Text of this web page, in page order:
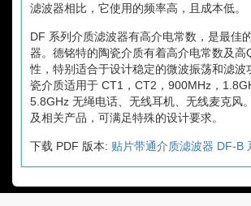
滤波器相比，它使用的频率高，且成本低。
DF 系列介质滤波器有高介电常数，是最佳
器。德铭特的陶瓷介质有着高介电常数及高
性，特别适合于设计稳定的微波振荡和滤波
瓷介质适用于 CT1，CT2，900MHz，
5.8GHz 无绳电话、无线耳机、无线麦克风
及相关产品，可满足特殊的设计要求。
下载 PDF 版本: 贴片带通介质滤波器 DF-B